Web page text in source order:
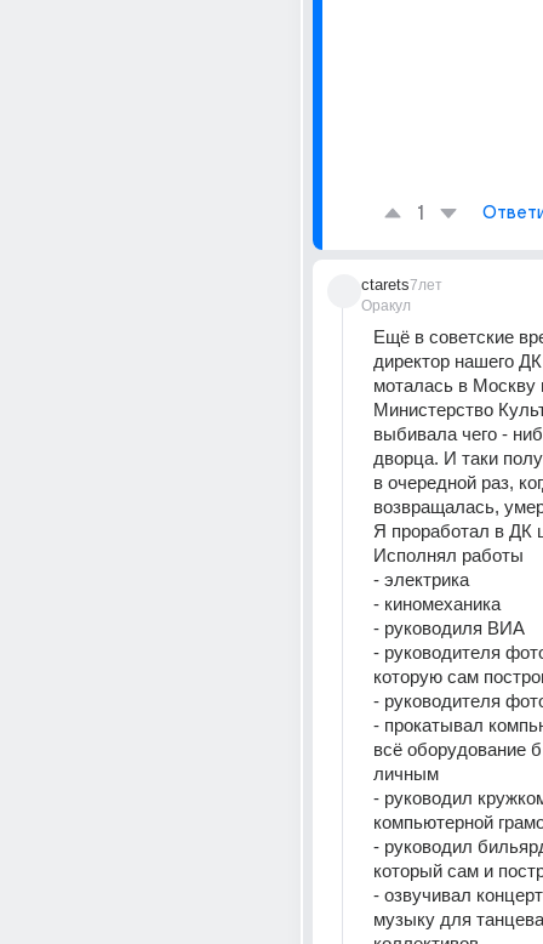
1
ctarets
Оракул
7лет
Ещё в советские
директор нашего
моталась в Москву
Министерство
выбивала чего -
дворца. И таки
в очередной раз,
возвращалась,
Я проработал в ДК
Исполнял работы
- электрика
- киномеханика
- руководиля ВИА
- руководителя
которую сам
- руководителя
- прокатывал
всё оборудование
личным
- руководил
компьютерной
- руководил
который сам и
- озвучивал
музыку для